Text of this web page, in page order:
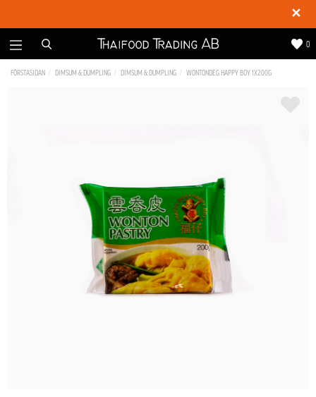
✕
0
FÖRSTASIDAN DIMSUM & DUMPLING DIMSUM & DUMPLING WONTONDEG HAPPY BOY 1X200G